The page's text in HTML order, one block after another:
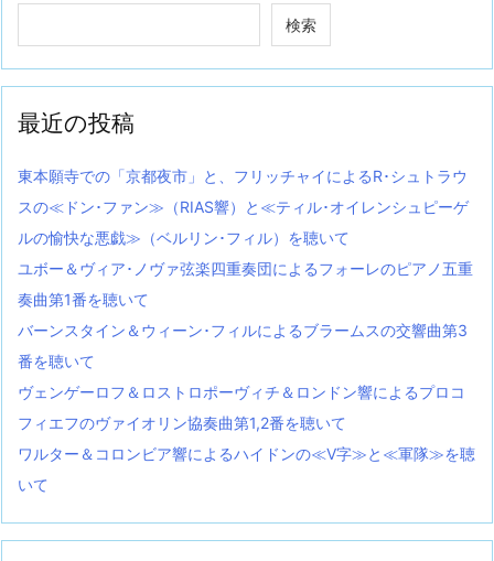
検索
最近の投稿
東本願寺での「京都夜市」と、フリッチャイによるR･シュトラウ
スの≪ドン･ファン≫（RIAS響）と≪ティル･オイレンシュピーゲ
ルの愉快な悪戯≫（ベルリン･フィル）を聴いて
ユボー＆ヴィア･ノヴァ弦楽四重奏団によるフォーレのピアノ五重
奏曲第1番を聴いて
バーンスタイン＆ウィーン･フィルによるブラームスの交響曲第3
番を聴いて
ヴェンゲーロフ＆ロストロポーヴィチ＆ロンドン響によるプロコ
フィエフのヴァイオリン協奏曲第1,2番を聴いて
ワルター＆コロンビア響によるハイドンの≪V字≫と≪軍隊≫を聴
いて